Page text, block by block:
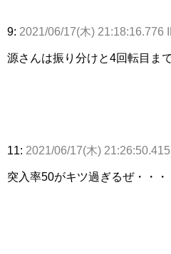
9: 2021/06/17(木) 21:18:16.776
源さんは振り分けと4回転目ま
11: 2021/06/17(木)
突入率50がキツ過ぎるぜ・・・